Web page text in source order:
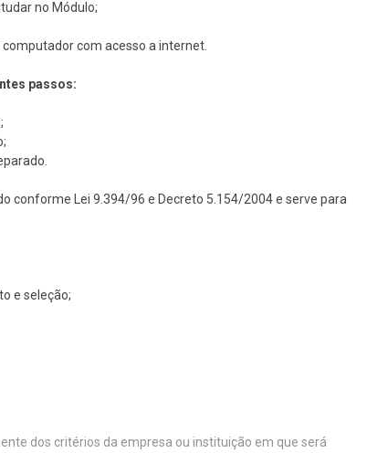
no Módulo;
com acesso a internet.
passos:
conforme Lei 9.394/96 e Decreto 5.154/2004 e serve para
e seleção;
dos critérios da empresa ou instituição em que será